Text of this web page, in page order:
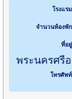
โรงแร
จำนวนห้องพั
ที่อ
พระนครศรี
โทรศัพ